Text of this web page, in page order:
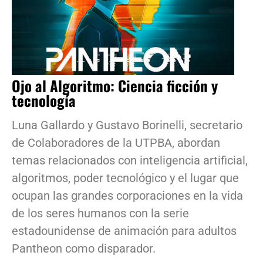
Ojo al Algoritmo: Ciencia ficción y
tecnología
Luna Gallardo y Gustavo Borinelli, secretario
de Colaboradores de la UTPBA, abordan
temas relacionados con inteligencia artificial,
algoritmos, poder tecnológico y el lugar que
ocupan las grandes corporaciones en la vida
de los seres humanos con la serie
estadounidense de animación para adultos
Pantheon como disparador.